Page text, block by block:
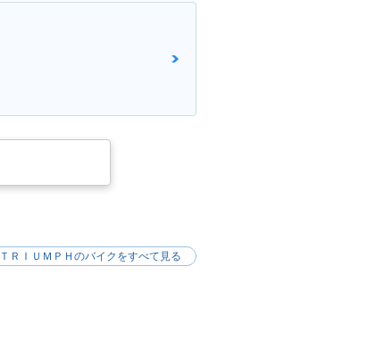
に磨きがかかり、サイレンサー
ＴＲＩＵＭＰＨのバイクをすべて見る